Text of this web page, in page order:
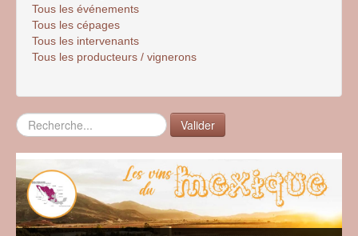
Tous les événements
Tous les cépages
Tous les intervenants
Tous les producteurs / vignerons
Rechercher Valider